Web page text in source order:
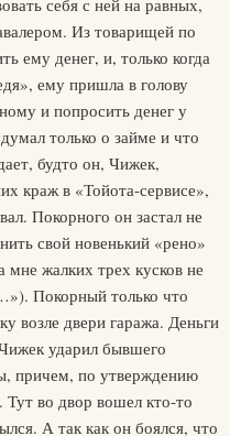
себя с ней на равных,
Из товарищей по
ему денег, и, только когда
ему пришла в голову
и попросить денег у
только о займе и что
будто он, Чижек,
краж в «Тойота-сервисе»,
Покорного он застал не
свой новенький «рено»
жалких трех кусков не
Покорный только что
возле двери гаража. Деньги
ударил бывшего
причем, по утверждению
Тут во двор вошел кто-то
А так как он боялся, что